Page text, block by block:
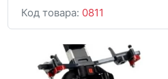
Код товара: 0811